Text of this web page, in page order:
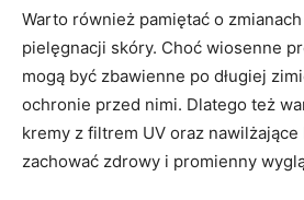
Warto również pamiętać o
pielęgnacji skóry. Choć wiosenne
mogą być zbawienne po długiej
ochronie przed nimi. Dlatego też
kremy z filtrem UV oraz ⁣nawilżające
zachować zdrowy i promienny